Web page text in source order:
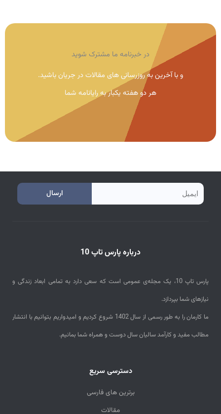
در خبرنامه ما مشترک شوید
و با آخرین به روزرسانی های مقالات در جریان باشید.
هر دو هفته یکبار به رایانامه شما
e
ارسال
درباره پارس تاپ 10
پارس تاپ 10، یک مجله‌ی عمومی است که سعی دارد به تمامی ابعاد زندگی و
نیازهای شما بپردازد.
ما کارمان را به طور رسمی از سال 1402 شروع کردیم و امیدواریم بتوانیم با انتشار
مطالب مفید و کارآمد سالیان سال دوست و همراه شما بمانیم.
دسترسی سریع
برترین های فارسی
مقالات